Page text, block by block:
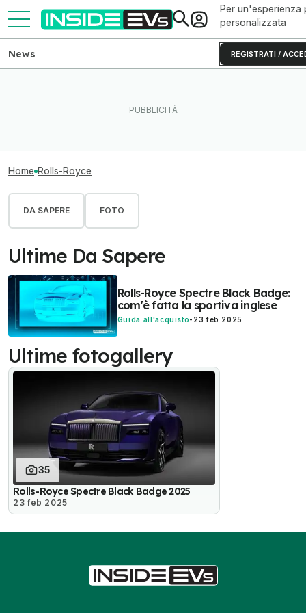
Per un'esperienza
personalizzata
REGISTRATI /
News
Home Rolls-Royce
DA SAPERE FOTO
Ultime Da Sapere
Rolls-Royce Spectre Black Badge:
com'è fatta la sportiva inglese
Guida all'acquisto- 23 feb 2025
Ultime fotogallery
35
Rolls-Royce Spectre Black Badge 2025
23 feb 2025